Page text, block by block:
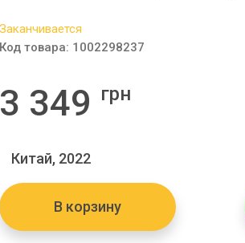
Заканчивается
Код товара: 1002298237
3 349 грн
Китай, 2022
В корзину